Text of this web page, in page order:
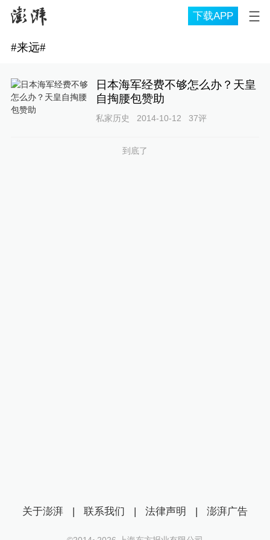
下载APP
#来远#
日本海军经费不够怎么办？天皇
自掏腰包赞助
私家历史 2014-10-12 37评
到底了
关于澎湃 | 联系我们 | 法律声明 | 澎湃广告